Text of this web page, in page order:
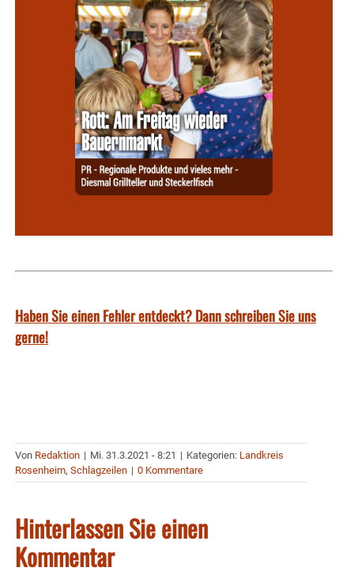
Haben Sie einen Fehler entdeckt? Dann schreiben Sie uns
gerne!
Von Redaktion | Mi. 31.3.2021 - 8:21 | Kategorien: Landkreis
Rosenheim, Schlagzeilen | 0 Kommentare
Hinterlassen Sie einen
Kommentar